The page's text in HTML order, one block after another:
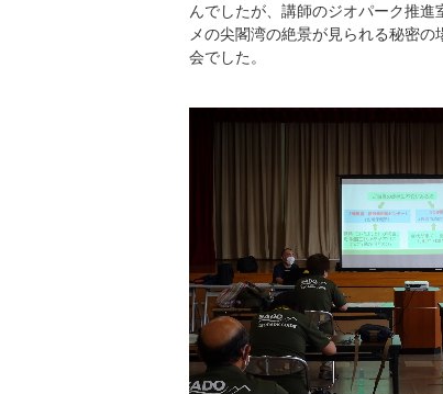
んでしたが、講師のジオパーク推
メの尖閣湾の絶景が見られる秘密
会でした。